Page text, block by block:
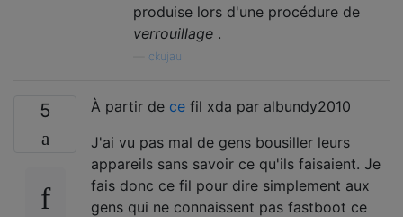
produise lors d'une procédure de
verrouillage .
ckujau
5 À partir de ce fil xda par albundy2010
J'ai vu pas mal de gens bousiller leurs
appareils sans savoir ce qu'ils faisaient. Je
fais donc ce fil pour dire simplement aux
gens qui ne connaissent pas fastboot ce